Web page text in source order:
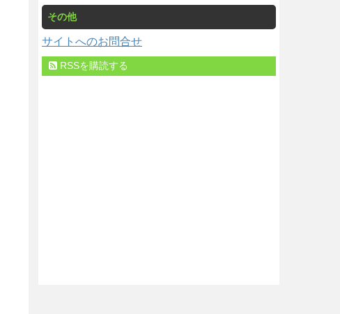
その他
サイトへのお問合せ
RSSを購読する